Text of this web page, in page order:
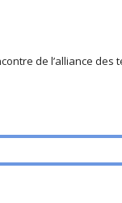
de l’alliance des